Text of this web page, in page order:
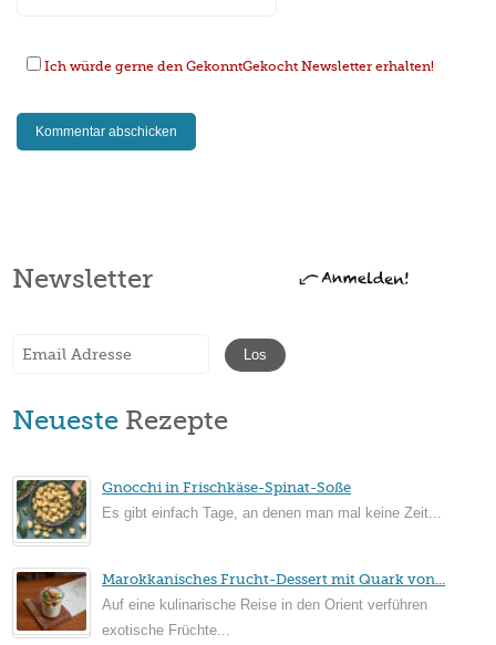
Ich würde gerne den GekonntGekocht Newsletter erhalten!
Newsletter
Neueste Rezepte
Gnocchi in Frischkäse-Spinat-Soße
Es gibt einfach Tage, an denen man mal keine Zeit...
Marokkanisches Frucht-Dessert mit Quark von...
Auf eine kulinarische Reise in den Orient verführen
exotische Früchte...